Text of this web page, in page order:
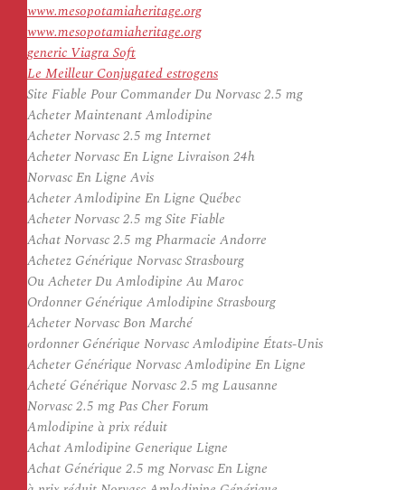
www.mesopotamiaheritage.org
www.mesopotamiaheritage.org
generic Viagra Soft
Le Meilleur Conjugated estrogens
Site Fiable Pour Commander Du Norvasc 2.5 mg
Acheter Maintenant Amlodipine
Acheter Norvasc 2.5 mg Internet
Acheter Norvasc En Ligne Livraison 24h
Norvasc En Ligne Avis
Acheter Amlodipine En Ligne Québec
Acheter Norvasc 2.5 mg Site Fiable
Achat Norvasc 2.5 mg Pharmacie Andorre
Achetez Générique Norvasc Strasbourg
Ou Acheter Du Amlodipine Au Maroc
Ordonner Générique Amlodipine Strasbourg
Acheter Norvasc Bon Marché
ordonner Générique Norvasc Amlodipine États-Unis
Acheter Générique Norvasc Amlodipine En Ligne
Acheté Générique Norvasc 2.5 mg Lausanne
Norvasc 2.5 mg Pas Cher Forum
Amlodipine à prix réduit
Achat Amlodipine Generique Ligne
Achat Générique 2.5 mg Norvasc En Ligne